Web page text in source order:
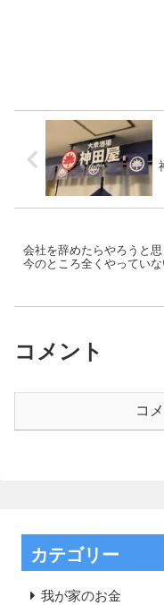
会社を辞めたらやろうと
今のところ全くやっていな
コメント
コ
カテゴリー
我が家のお金